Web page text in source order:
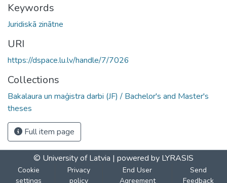
Keywords
Juridiskā zinātne
URI
https://dspace.lu.lv/handle/7/7026
Collections
Bakalaura un maģistra darbi (JF) / Bachelor's and Master's
theses
Full item page
© University of Latvia | powered by LYRASIS
Cookie
settings
Privacy
policy
End User
Agreement
Send
Feedback